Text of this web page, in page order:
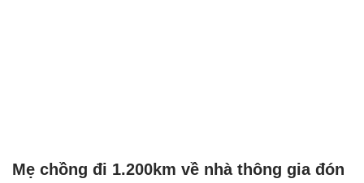
Mẹ chồng đi 1.200km về nhà thông gia đón